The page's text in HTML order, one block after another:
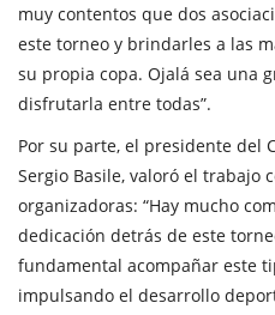
muy contentos que dos
este torneo y brindarles a las
su propia copa. Ojalá sea una
disfrutarla entre todas”.
Por su parte, el presidente del
Sergio Basile, valoró el trabajo
organizadoras: “Hay mucho
dedicación detrás de este
fundamental acompañar este
impulsando el desarrollo